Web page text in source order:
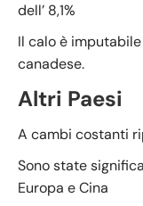
dell’ 8,1%
Il calo è
canadese.
Altri Paesi
A cambi costanti
Sono state
Europa e Cina